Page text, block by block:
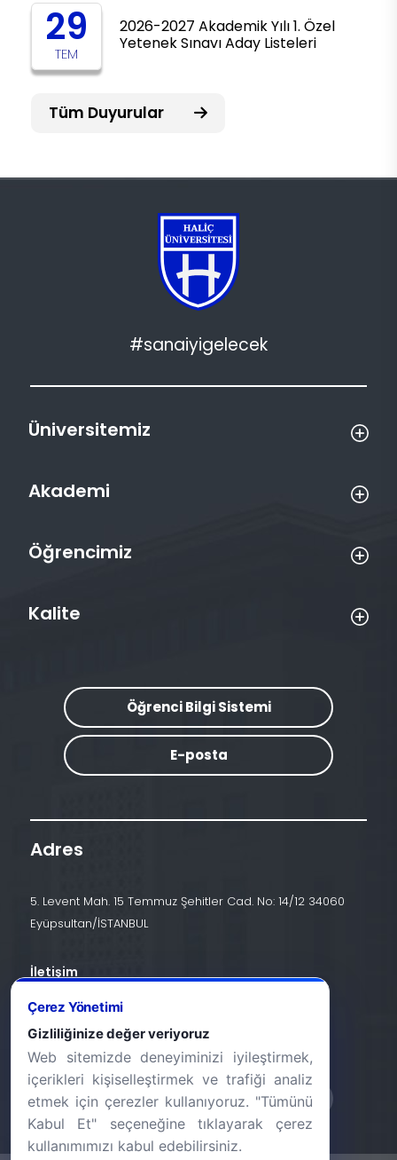
29
TEM
2026-2027 Akademik Yılı 1. Özel
Yetenek Sınavı Aday Listeleri
Tüm Duyurular
#sanaiyigelecek
Üniversitemiz
Akademi
Öğrencimiz
Kalite
Öğrenci Bilgi Sistemi
E-posta
Adres
5. Levent Mah. 15 Temmuz Şehitler Cad. No: 14/12 34060
Eyüpsultan/İSTANBUL
İletişim
info@halic.edu.tr
Çerez Yönetimi
Gizliliğinize değer veriyoruz
Web sitemizde deneyiminizi iyileştirmek,
içerikleri kişiselleştirmek ve trafiği analiz
etmek için çerezler kullanıyoruz. "Tümünü
Kabul Et" seçeneğine tıklayarak çerez
kullanımımızı kabul edebilirsiniz.